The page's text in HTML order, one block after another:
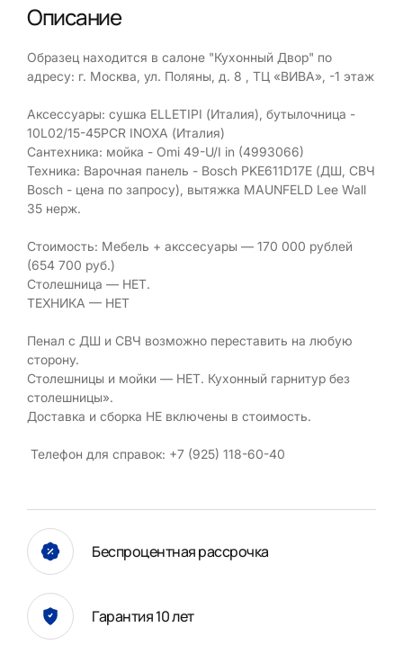
Описание
Образец находится в салоне "Кухонный Двор" по
адресу: г. Москва, ул. Поляны, д. 8 , ТЦ «ВИВА», -1 этаж
Аксессуары: сушка ELLETIPI (Италия), бутылочница -
10L02/15-45PCR INOXA (Италия)
Сантехника: мойка - Omi 49-U/I in (4993066)
Техника: Варочная панель - Bosch PKE611D17E (ДШ, СВЧ
Bosch - цена по запросу), вытяжка MAUNFELD Lee Wall
35 нерж.
Стоимость: Мебель + акссесуары — 170 000 рублей
(654 700 руб.)
Столешница — НЕТ.
ТЕХНИКА — НЕТ
Пенал с ДШ и СВЧ возможно переставить на любую
сторону.
Столешницы и мойки — НЕТ. Кухонный гарнитур без
столешницы».
Доставка и сборка НЕ включены в стоимость.
Телефон для справок: +7 (925) 118-60-40
Беспроцентная рассрочка
Гарантия 10 лет